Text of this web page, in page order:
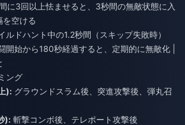
に3回以上怯ませると、3秒間の無敵状態に入
空ける
ルドハント中の1.2秒間（スキップ失敗時）
開始から180秒経過すると、定期的に無敵化 |
ング
): グラウンドスラム後、突進攻撃後、弾丸召
): 斬撃コンボ後、テレポート攻撃後